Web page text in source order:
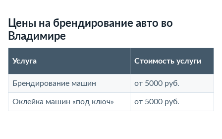
Цены на брендирование авто во
Владимире
Услуга Стоимость услуги
Брендирование машин от 5000 руб.
Оклейка машин «под ключ» от 5000 руб.